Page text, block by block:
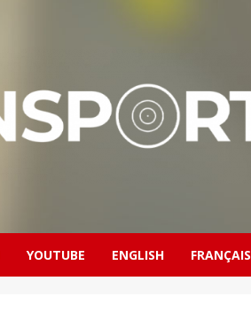
YOUTUBE ENGLISH FRANÇAIS